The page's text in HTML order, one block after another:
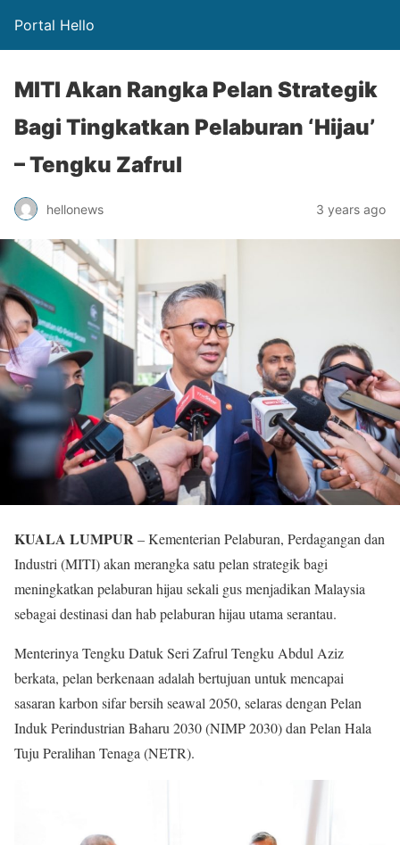
Portal Hello
MITI Akan Rangka Pelan Strategik
Bagi Tingkatkan Pelaburan ‘Hijau’
– Tengku Zafrul
hellonews 3 years ago
KUALA LUMPUR– Kementerian Pelaburan, Perdagangan dan
Industri (MITI) akan merangka satu pelan strategik bagi
meningkatkan pelaburan hijau sekali gus menjadikan Malaysia
sebagai destinasi dan hab pelaburan hijau utama serantau.
Menterinya Tengku Datuk Seri Zafrul Tengku Abdul Aziz
berkata, pelan berkenaan adalah bertujuan untuk mencapai
sasaran karbon sifar bersih seawal 2050, selaras dengan Pelan
Induk Perindustrian Baharu 2030 (NIMP 2030) dan Pelan Hala
Tuju Peralihan Tenaga (NETR).